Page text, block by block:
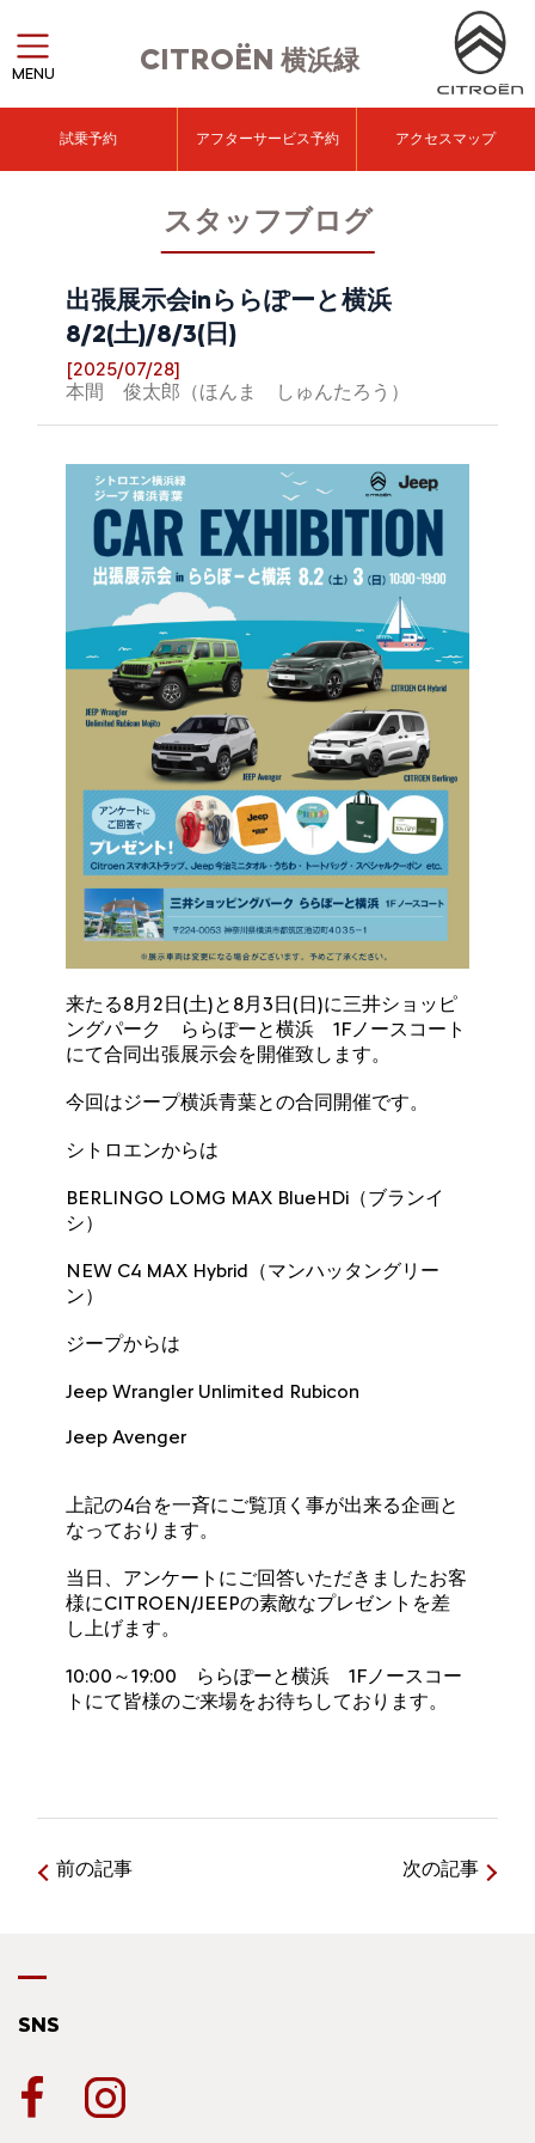
CITROËN 横浜緑
MENU
試乗予約 アフターサービス予約 アクセスマップ
スタッフブログ
出張展示会inららぽーと横浜
8/2(土)/8/3(日)
[2025/07/28]
本間 俊太郎（ほんま しゅんたろう）
来たる8月2日(土)と8月3日(日)に三井ショッピ
ングパーク ららぽーと横浜 1Fノースコート
にて合同出張展示会を開催致します。
今回はジープ横浜青葉との合同開催です。
シトロエンからは
BERLINGO LOMG MAX BlueHDi（ブランイ
シ）
NEW C4 MAX Hybrid（マンハッタングリー
ン）
ジープからは
Jeep Wrangler Unlimited Rubicon
Jeep Avenger
上記の4台を一斉にご覧頂く事が出来る企画と
なっております。
当日、アンケートにご回答いただきましたお客
様にCITROEN/JEEPの素敵なプレゼントを差
し上げます。
10:00～19:00 ららぽーと横浜 1Fノースコー
トにて皆様のご来場をお待ちしております。
前の記事 次の記事
SNS